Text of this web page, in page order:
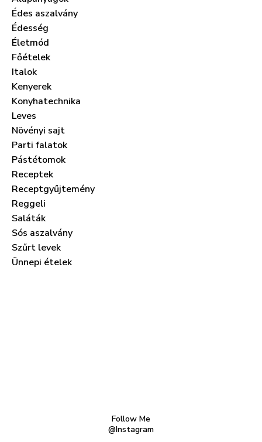
Édes aszalvány
Édesség
Életmód
Főételek
Italok
Kenyerek
Konyhatechnika
Leves
Növényi sajt
Parti falatok
Pástétomok
Receptek
Receptgyűjtemény
Reggeli
Saláták
Sós aszalvány
Szűrt levek
Ünnepi ételek
Follow Me
@Instagram